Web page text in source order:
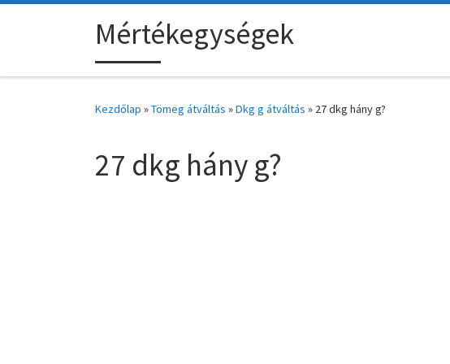
Skip to contentMértékegységek
Kezdőlap »Tömeg átváltás »Dkg g átváltás » 27 dkg hány g?
27 dkg hány g?